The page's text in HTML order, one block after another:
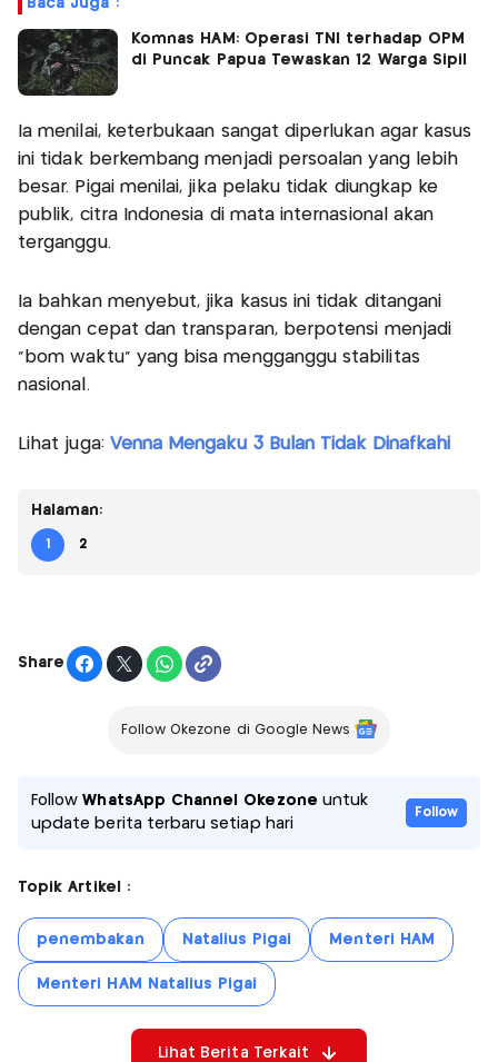
Baca Juga :
Komnas HAM: Operasi TNI terhadap OPM
di Puncak Papua Tewaskan 12 Warga Sipil
Ia menilai, keterbukaan sangat diperlukan agar kasus
ini tidak berkembang menjadi persoalan yang lebih
besar. Pigai menilai, jika pelaku tidak diungkap ke
publik, citra Indonesia di mata internasional akan
terganggu.
Ia bahkan menyebut, jika kasus ini tidak ditangani
dengan cepat dan transparan, berpotensi menjadi
“bom waktu” yang bisa mengganggu stabilitas
nasional.
Lihat juga: Venna Mengaku 3 Bulan Tidak Dinafkahi
Halaman:
1 2
Share
Follow Okezone di Google News
FollowWhatsApp Channel Okezone untuk
update berita terbaru setiap hari
Follow
Topik Artikel :
penembakan Natalius Pigai Menteri HAM
Menteri HAM Natalius Pigai
Lihat Berita Terkait